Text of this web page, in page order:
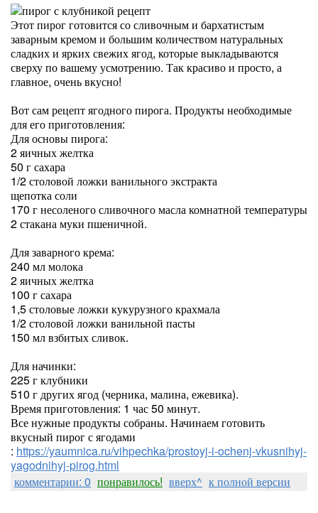
Этот пирог готовится со сливочным и бархатистым
заварным кремом и большим количеством натуральных
сладких и ярких свежих ягод, которые выкладываются
сверху по вашему усмотрению. Так красиво и просто, а
главное, очень вкусно!
Вот сам рецепт ягодного пирога. Продукты необходимые
для его приготовления:
Для основы пирога:
2 яичных желтка
50 г сахара
1/2 столовой ложки ванильного экстракта
щепотка соли
170 г несоленого сливочного масла комнатной температуры
2 стакана муки пшеничной.
Для заварного крема:
240 мл молока
2 яичных желтка
100 г сахара
1,5 столовые ложки кукурузного крахмала
1/2 столовой ложки ванильной пасты
150 мл взбитых сливок.
Для начинки:
225 г клубники
510 г других ягод (черника, малина, ежевика).
Время приготовления: 1 час 50 минут.
Все нужные продукты собраны. Начинаем готовить
вкусный пирог с ягодами
: https://yaumnica.ru/vihpechka/prostoyj-i-ochenj-vkusnihyj-
yagodnihyj-pirog.html
комментарии: 0 понравилось! вверх^ к полной версии